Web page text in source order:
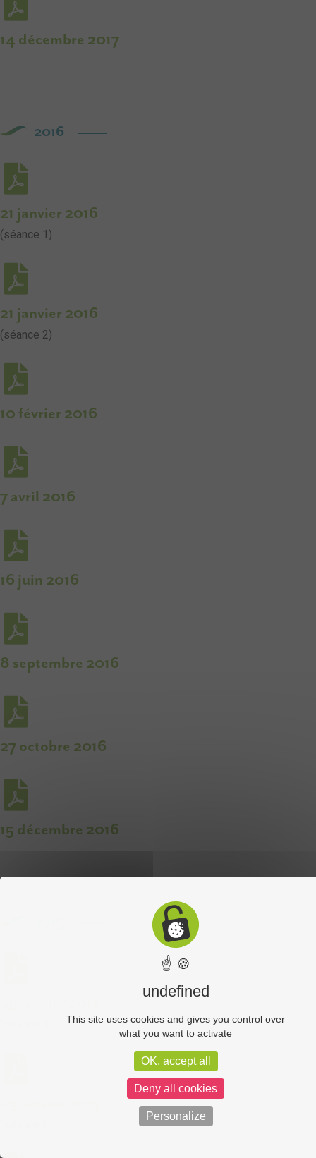
14 décembre 2017
2016
21 janvier 2016
(séance 1)
21 janvier 2016
(séance 2)
10 février 2016
7 avril 2016
16 juin 2016
8 septembre 2016
27 octobre 2016
15 décembre 2016
☝ 🍪
undefined
This site uses cookies and gives you control over
what you want to activate
OK, accept all
Deny all cookies
Personalize